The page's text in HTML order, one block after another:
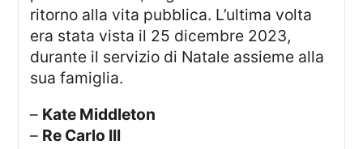
ritorno alla vita pubblica. L’ultima volta
era stata vista il 25 dicembre 2023,
durante il servizio di Natale assieme alla
sua famiglia.
Kate Middleton
– Re Carlo III